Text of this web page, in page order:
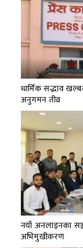
धार्मिक सद्भाव
अनुगमन तीव्र
नयाँ अनलाइनका
अभिमुखीकरण